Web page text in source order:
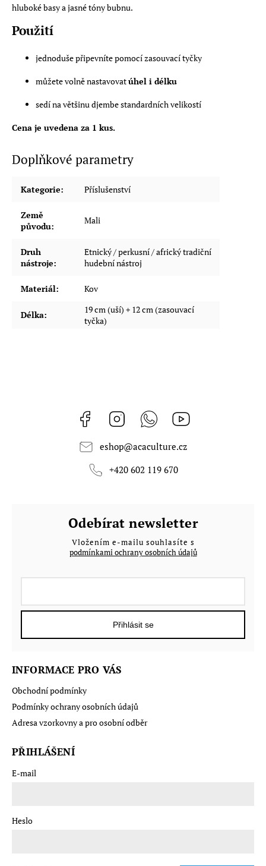
hluboké basy a jasné tóny bubnu.
Použití
jednoduše připevníte pomocí zasouvací tyčky
můžete volně nastavovatúhel i délku
sedí na většinu djembe standardních velikostí
Cena je uvedena za 1 kus.
Doplňkové parametry
Kategorie: Příslušenství
Země
původu:
Mali
Druh
nástroje:
Etnický / perkusní / africký tradiční
hudební nástroj
Materiál: Kov
Délka:
19 cm (uší) + 12 cm (zasouvací
tyčka)
Facebook Instagram Whatsapp
eshop@acaculture.cz
+420 602 119 670
Odebírat newsletter
Vložením e-mailu souhlasíte s
podmínkami ochrany osobních údajů
Přihlásit se
INFORMACE PRO VÁS
Obchodní podmínky
Podmínky ochrany osobních údajů
Adresa vzorkovny a pro osobní odběr
PŘIHLÁŠENÍ
E-mail
Heslo